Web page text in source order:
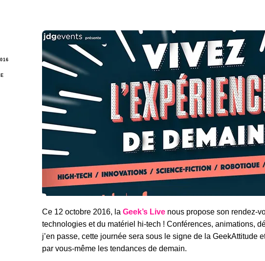
Ce 12 octobre 2016, la Geek’s Live nous propose son rendez-
technologies et du matériel hi-tech ! Conférences, animations,
j’en passe, cette journée sera sous le signe de la GeekAttitude
par vous-même les tendances de demain.